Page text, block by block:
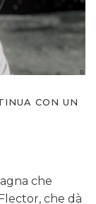
CON UN
che
che dà